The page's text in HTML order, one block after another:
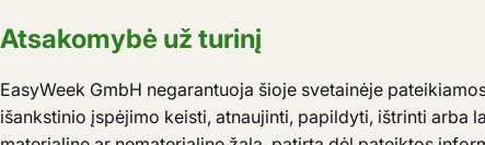
Atsakomybė už turinį
EasyWeek GmbH negarantuoja šioje svetainėje
išankstinio įspėjimo keisti, atnaujinti, papildyti, ištrinti arba